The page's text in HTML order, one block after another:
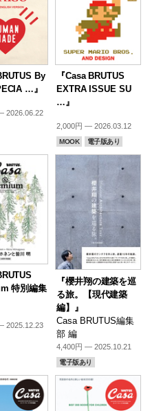
By
…』
2026.06.22
『Casa BRUTUS
EXTRA ISSUE SU
…』
2,000円 — 2026.03.12
MOOK 電子版あり
特別編集
2025.12.23
『櫻井翔の建築を巡
る旅。【現代建築
編】』
Casa BRUTUS編集
部 編
4,400円 — 2025.10.21
電子版あり